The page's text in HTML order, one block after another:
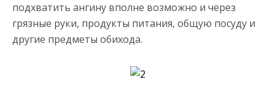
подхватить ангину вполне возможно и через
грязные руки, продукты питания, общую посуду и
другие предметы обихода.